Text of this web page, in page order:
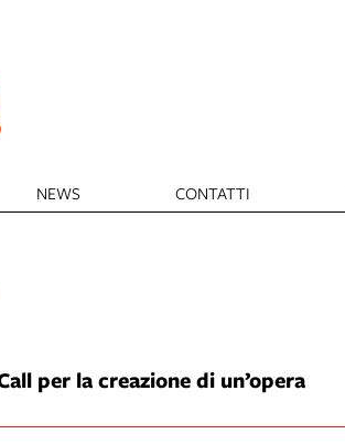
NEWS CONTATTI
per la creazione di un’opera